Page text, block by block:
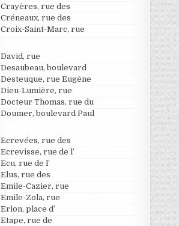
Crayères, rue des
Créneaux, rue des
Croix-Saint-Marc, rue
David, rue
Desaubeau, boulevard
Desteuque, rue Eugène
Dieu-Lumière, rue
Docteur Thomas, rue du
Doumer, boulevard Paul
Ecrevées, rue des
Ecrevisse, rue de l’
Ecu, rue de l’
Elus, rue des
Emile-Cazier, rue
Emile-Zola, rue
Erlon, place d’
Etape, rue de